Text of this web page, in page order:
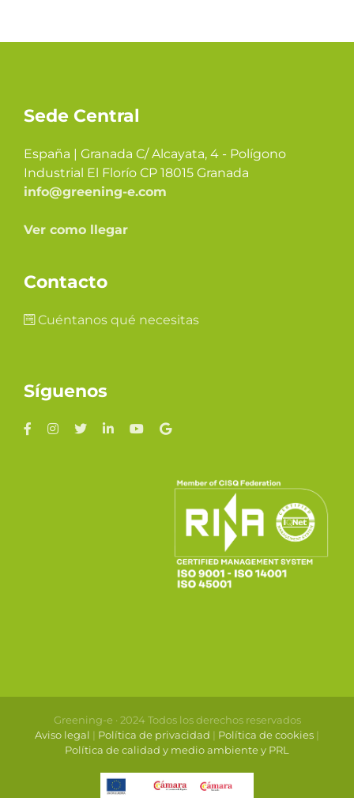
Sede Central
España | Granada C/ Alcayata, 4 - Polígono
Industrial El Florío CP 18015 Granada
info@greening-e.com
Ver como llegar
Contacto
Cuéntanos qué necesitas
Síguenos
Greening-e · 2024 Todos los derechos reservados
Aviso legal | Política de privacidad | Política de cookies |
Política de calidad y medio ambiente y PRL